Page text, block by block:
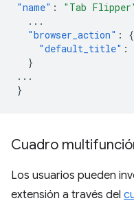
"name" : "Tab
...
"browser_action" :
{
"default_title" :
}
...
}
Cuadro
Los usuarios pueden
extensión a través del